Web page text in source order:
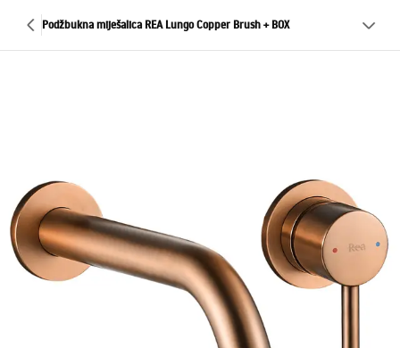
Podžbukna miješalica REA Lungo Copper Brush + BOX